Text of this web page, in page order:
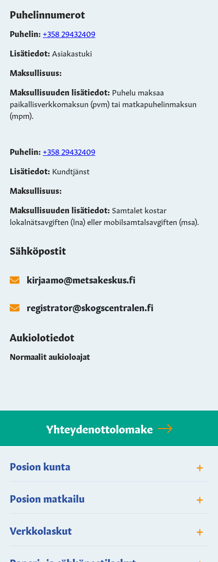
Puhelinnumerot
Puhelin: +358 29432409
Lisätiedot: Asiakastuki
Maksullisuus:
Maksullisuuden lisätiedot: Puhelu maksaa
paikallisverkkomaksun (pvm) tai matkapuhelinmaksun
(mpm).
Puhelin: +358 29432409
Lisätiedot: Kundtjänst
Maksullisuus:
Maksullisuuden lisätiedot: Samtalet kostar
lokalnätsavgiften (lna) eller mobilsamtalsavgiften (msa).
Sähköpostit
kirjaamo@metsakeskus.fi
registrator@skogscentralen.fi
Aukiolotiedot
Normaalit aukioloajat
Yhteydenottolomake
Posion kunta +
Posion matkailu +
Verkkolaskut +